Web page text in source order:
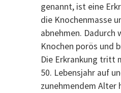
genannt, ist eine
die Knochenmasse
abnehmen. Dadurch
Knochen porös und
Die Erkrankung tritt
50. Lebensjahr auf
zunehmendem Alter